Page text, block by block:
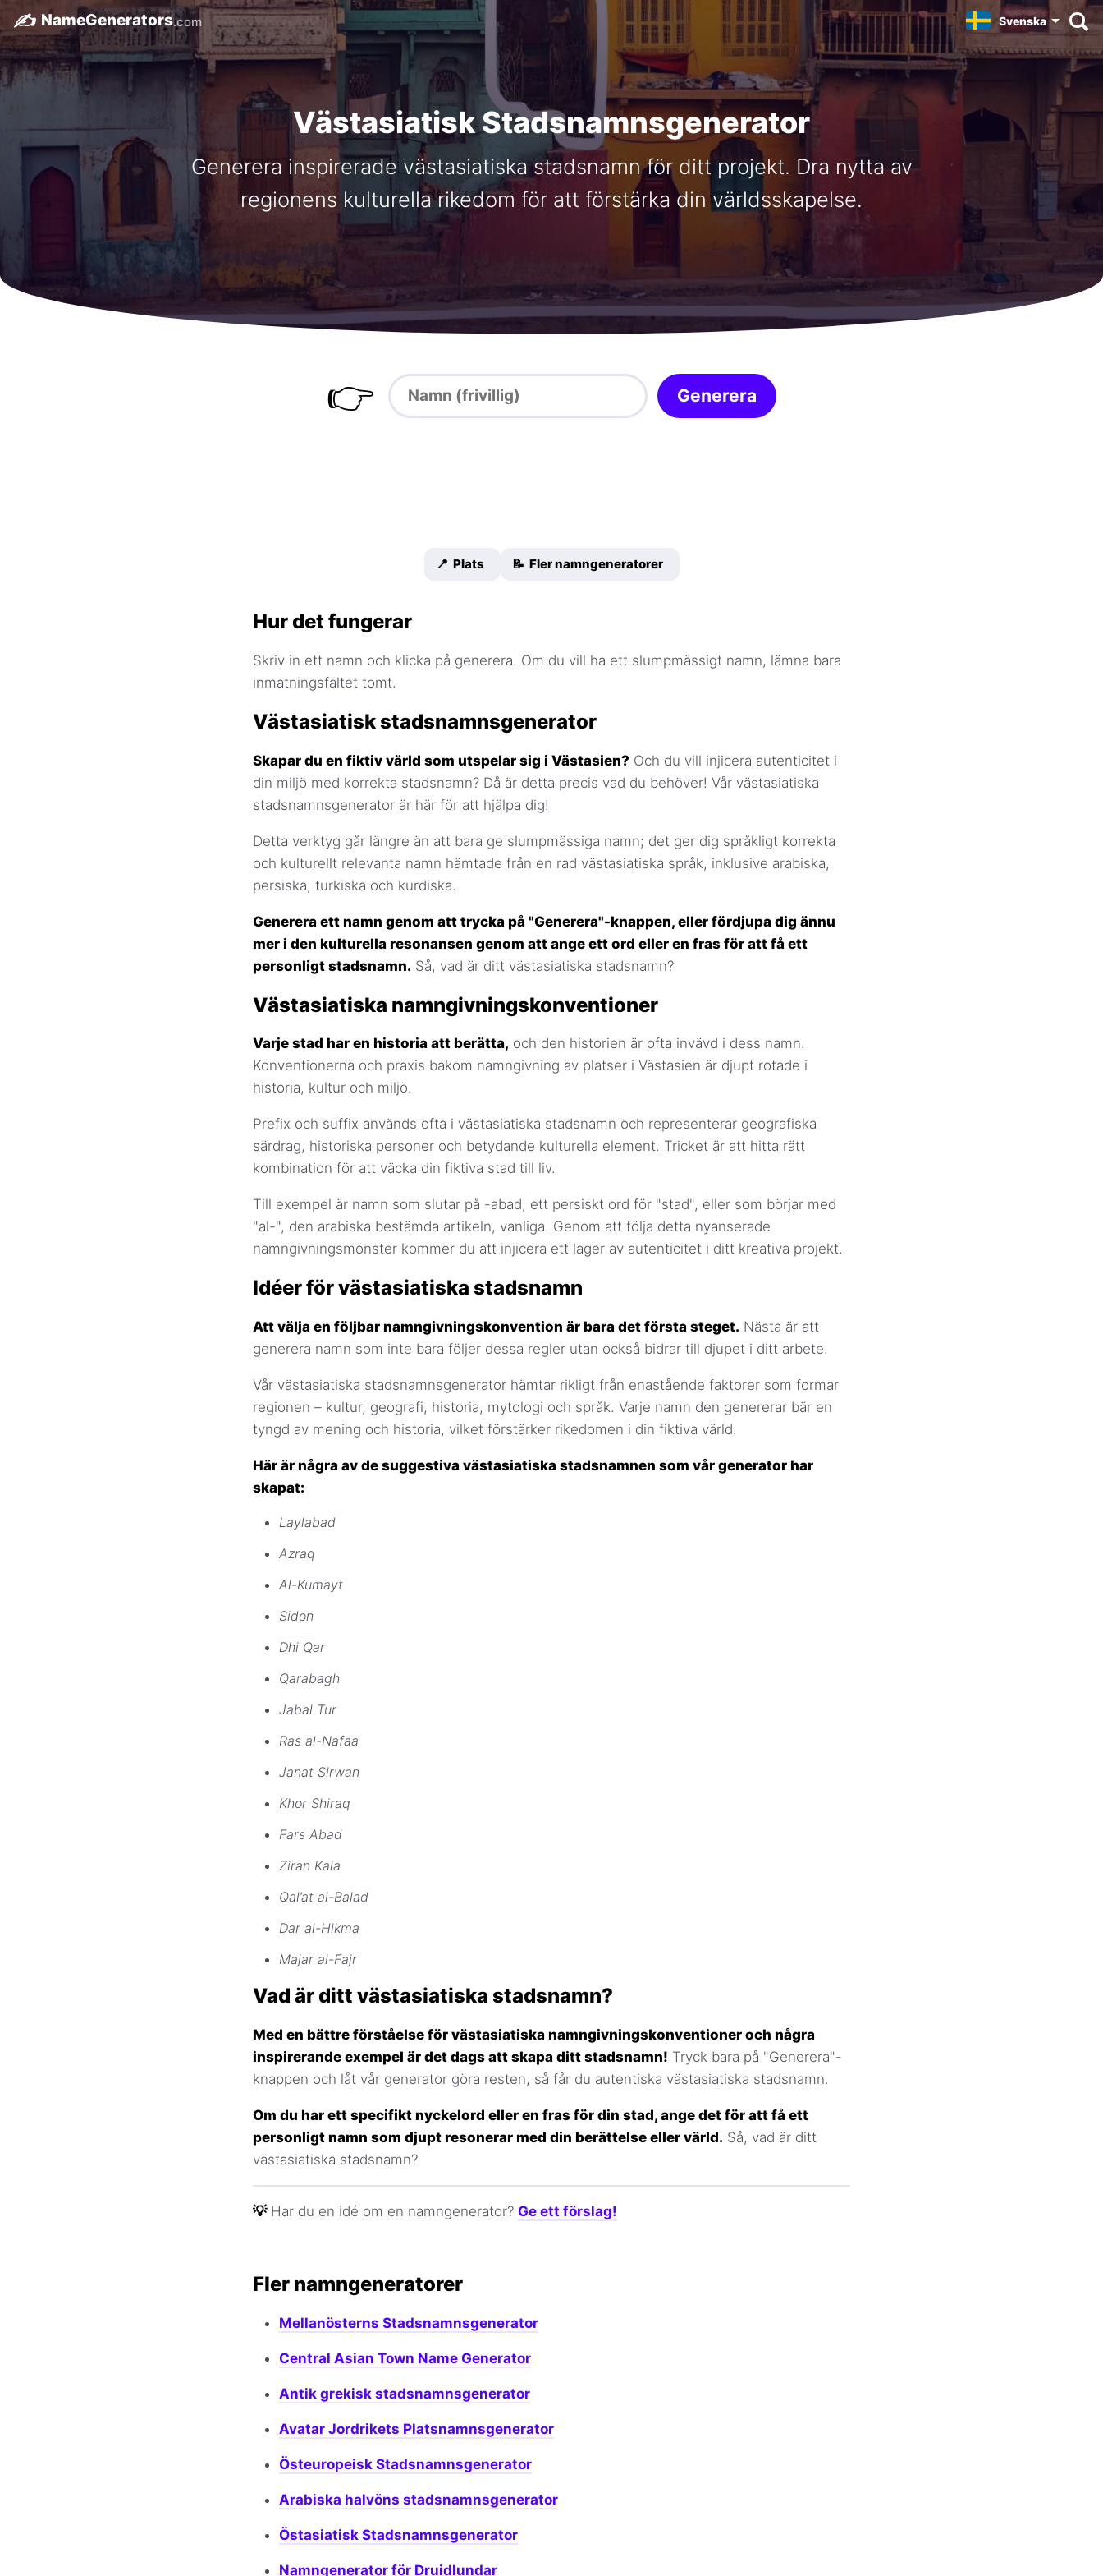
✍️ NameGenerators.com Svenska
Västasiatisk Stadsnamnsgenerator
Generera inspirerade västasiatiska stadsnamn för ditt projekt. Dra nytta av
regionens kulturella rikedom för att förstärka din världsskapelse.
👉 Generera
📍 Plats 📝 Fler namngeneratorer
Hur det fungerar
Skriv in ett namn och klicka på generera. Om du vill ha ett slumpmässigt namn, lämna bara
inmatningsfältet tomt.
Västasiatisk stadsnamnsgenerator
Skapar du en fiktiv värld som utspelar sig i Västasien? Och du vill injicera autenticitet i
din miljö med korrekta stadsnamn? Då är detta precis vad du behöver! Vår västasiatiska
stadsnamnsgenerator är här för att hjälpa dig!
Detta verktyg går längre än att bara ge slumpmässiga namn; det ger dig språkligt korrekta
och kulturellt relevanta namn hämtade från en rad västasiatiska språk, inklusive arabiska,
persiska, turkiska och kurdiska.
Generera ett namn genom att trycka på "Generera"-knappen, eller fördjupa dig ännu
mer i den kulturella resonansen genom att ange ett ord eller en fras för att få ett
personligt stadsnamn. Så, vad är ditt västasiatiska stadsnamn?
Västasiatiska namngivningskonventioner
Varje stad har en historia att berätta, och den historien är ofta invävd i dess namn.
Konventionerna och praxis bakom namngivning av platser i Västasien är djupt rotade i
historia, kultur och miljö.
Prefix och suffix används ofta i västasiatiska stadsnamn och representerar geografiska
särdrag, historiska personer och betydande kulturella element. Tricket är att hitta rätt
kombination för att väcka din fiktiva stad till liv.
Till exempel är namn som slutar på -abad, ett persiskt ord för "stad", eller som börjar med
"al-", den arabiska bestämda artikeln, vanliga. Genom att följa detta nyanserade
namngivningsmönster kommer du att injicera ett lager av autenticitet i ditt kreativa projekt.
Idéer för västasiatiska stadsnamn
Att välja en följbar namngivningskonvention är bara det första steget. Nästa är att
generera namn som inte bara följer dessa regler utan också bidrar till djupet i ditt arbete.
Vår västasiatiska stadsnamnsgenerator hämtar rikligt från enastående faktorer som formar
regionen – kultur, geografi, historia, mytologi och språk. Varje namn den genererar bär en
tyngd av mening och historia, vilket förstärker rikedomen i din fiktiva värld.
Här är några av de suggestiva västasiatiska stadsnamnen som vår generator har
skapat:
Laylabad
Azraq
Al-Kumayt
Sidon
Dhi Qar
Qarabagh
Jabal Tur
Ras al-Nafaa
Janat Sirwan
Khor Shiraq
Fars Abad
Ziran Kala
Qal’at al-Balad
Dar al-Hikma
Majar al-Fajr
Vad är ditt västasiatiska stadsnamn?
Med en bättre förståelse för västasiatiska namngivningskonventioner och några
inspirerande exempel är det dags att skapa ditt stadsnamn! Tryck bara på "Generera"-
knappen och låt vår generator göra resten, så får du autentiska västasiatiska stadsnamn.
Om du har ett specifikt nyckelord eller en fras för din stad, ange det för att få ett
personligt namn som djupt resonerar med din berättelse eller värld. Så, vad är ditt
västasiatiska stadsnamn?
💡 Har du en idé om en namngenerator? Ge ett förslag!
Fler namngeneratorer
Mellanösterns Stadsnamnsgenerator
Central Asian Town Name Generator
Antik grekisk stadsnamnsgenerator
Avatar Jordrikets Platsnamnsgenerator
Östeuropeisk Stadsnamnsgenerator
Arabiska halvöns stadsnamnsgenerator
Östasiatisk Stadsnamnsgenerator
Namngenerator för Druidlundar